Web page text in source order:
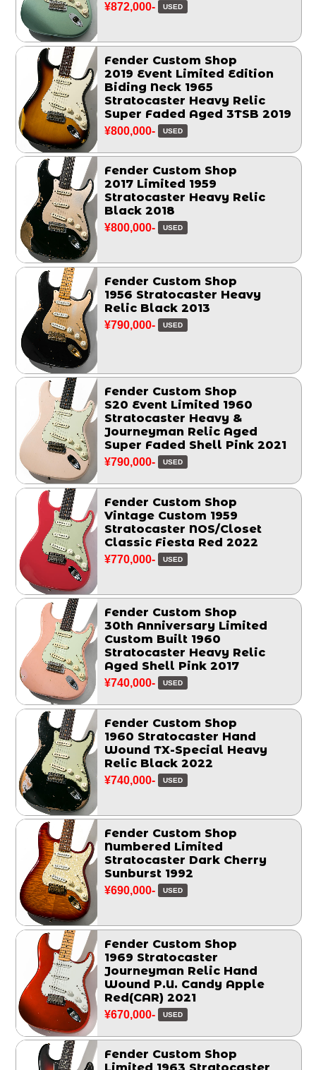
¥872,000- USED
Fender Custom Shop
2019 Event Limited Edition
Biding Neck 1965
Stratocaster Heavy Relic
Super Faded Aged 3TSB 2019
¥800,000- USED
Fender Custom Shop
2017 Limited 1959
Stratocaster Heavy Relic
Black 2018
¥800,000- USED
Fender Custom Shop
1956 Stratocaster Heavy
Relic Black 2013
¥790,000- USED
Fender Custom Shop
S20 Event Limited 1960
Stratocaster Heavy &
Journeyman Relic Aged
Super Faded Shell Pink 2021
¥790,000- USED
Fender Custom Shop
Vintage Custom 1959
Stratocaster NOS/Closet
Classic Fiesta Red 2022
¥770,000- USED
Fender Custom Shop
30th Anniversary Limited
Custom Built 1960
Stratocaster Heavy Relic
Aged Shell Pink 2017
¥740,000- USED
Fender Custom Shop
1960 Stratocaster Hand
Wound TX-Special Heavy
Relic Black 2022
¥740,000- USED
Fender Custom Shop
Numbered Limited
Stratocaster Dark Cherry
Sunburst 1992
¥690,000- USED
Fender Custom Shop
1969 Stratocaster
Journeyman Relic Hand
Wound P.U. Candy Apple
Red(CAR) 2021
¥670,000- USED
Fender Custom Shop